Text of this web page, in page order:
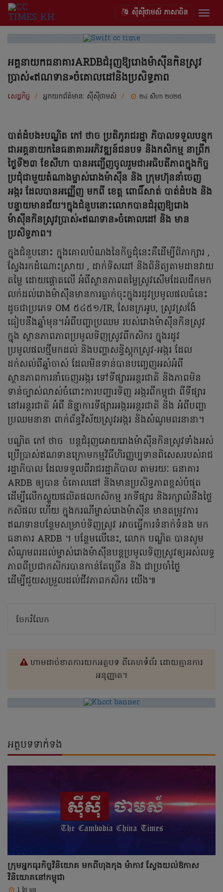
ស៊ីស៊ីថាមស៍ ភាសាចិន
អគ្គនាយកធនាគារARDBជំរុញឱ្យរោងម៉ាស៊ីនកិនស្រូវ
ប្រាស់«ឥណទាន»ចំគោលដៅនិងប្រសិទ្ធភាព
សេដ្ឋកិច្ច / អ្នកយកព័ត៌មាន: ស៊ីស៊ីថាមស៍ / ២៤ សីហា ២០២៥
បាត់ដំបង៖បណ្ឌិត កៅ ថាច ប្រតិភូរាជរដ្ឋា ភិបាលទទួលបន្ទុក
ជាអគ្គនាយកនៃធនាគារអភិវឌ្ឍន៍ជនបទ និងកសិកម្ម នាព្រឹក
ថ្ងៃទី២៣ ខែសីហា បានអញ្ជើញចូលរួមជាអធិបតីភាពក្នុងកិច្ច
ប្រជុំជាមួយតំណាងម្ចាស់រោងម៉ាស៊ីន និង ក្រុមហ៊ុននាំចេញ
អង្ករ ដែលបានអញ្ញើញ មកពី ខេត្ត ពោធិ៍សាត់​ បាត់ដំបង និង
បន្ទាយមានជ័យ។ក្នុងជំនួបនោះលោកបានជំរុញឱ្យរោង
ម៉ាស៊ីនកិនស្រូវប្រាស់«ឥណទាន»ចំគោលដៅ និង មាន
ប្រសិទ្ធភាព។
ក្នុងជំនួបនោះ ក្នុងគោលបំណងនៃកិច្ចជុំនេះគឺដើម្បីពិភាក្សារ ,
ស្វែងរកដំណោះស្រាយ , ដាក់ទិសដៅ និងពិនិត្យតាមដានវាយ
តម្លៃ ដោយផ្តោតលើ អំពីស្ថានភាពតម្លៃស្រូវសើមដែលដឹកមក
លក់ដល់រោងម៉ាស៊ីនមានការធ្លាក់ចុះក្នុងរដូវប្រមូលផលធំនេះ
ដូចជាប្រភេទ OM ៥៤៥១/IR, សែនក្រអូប, ស្រូវស្រង៉ែ
ធៀបនឹងឆ្នាំមុន​។អំពីបញ្ហាប្រឈម របស់រោងម៉ាស៊ីនកិនស្រូវ
ក្នុង ស្ថានភាពភាពប្រមូលទិញស្រូវពីកសិករ ក្នុងរដូវ
ប្រមូលផលថ្មីមកដល់ និងបញ្ហាសន្ធិស្តុកស្រូវ-អង្ករ ដែល
ដក់សល់ពីឆ្នាំចាស់ ដែលមិនទាន់បានបញ្ចេញអស់អំពី
ស្ថានភាពការនាំចេញអង្ករ ទៅទីផ្សារអន្តរជាតិ និងភាពមិន
ទាន់ច្បាស់លាស់ចំពោះការបញ្ជារទិញ អង្ករពីកម្ពុជា ពីទីផ្សារ
នៅអន្តរជាតិ អំពី និន្នាការទីផ្សារអង្ករអន្តរជាតិ និង​ អំពីបញ្ហា
ប្រឈមនានា ពាក់ព័ន្ធវិស័យស្រូវអង្ករ និងសំណូមពរនានា។
បណ្ឌិត កៅ ថាច បន្តជំរុញអោយរោងម៉ាស៊ីនកិនស្រូវទាំងអស់
ប្រើប្រាស់ឥណទានក្រោមកម្មវិធីហិរញ្ញប្បទានពិសេសរបស់រាជ
រដ្ឋាភិបាល ដែលទទួលពីរាជរដ្ឋាភិបាល តាមរយៈ ធនាគារ
ARDB ឲ្យបាន ចំគោលដៅ និងមានប្រសិទ្ធភាពខ្ពស់បំផុត
ដើម្បីលើកស្ទួយផលិតផលកសិកម្ម រកទីផ្សារ និងរក្សាលំនឹងថ្លៃ
កសិផល ហើយ ក្នុងករណីម្ចាស់រោងម៉ាស៊ីន មានតម្រូវការ
ឥណទានបន្ថែមសម្រាប់ទិញស្រូវ អាចធ្វើការទំនាក់ទំនង មក
ធនាគារ ARDB ។ បន្ថែមលើនេះ, លោក បណ្ឌិត បានសូម
សំណូមពរដល់ម្ចាស់រោងម៉ាស៊ីនបន្តប្រមូលទិញស្រូវឲ្យអស់លទ្ធ
ភាពពីប្រជាកសិករបានកាន់តែច្រើន និង ជាប្រចាំថ្ងៃ
ដើម្បីជួយសម្រួលដល់ជីវភាពកសិករ យើង៕
ចែករំលែក
ហាមដាច់ខាតការយកអត្ថបទ ពីគេហទំព័រ ដោយគ្មានការ
អនុញ្ញាត។
អត្ថបទទាក់ទង
ក្រុមអ្នកធុរកិច្ចវិនិយោគ មកពីហុងកុង ម៉ាកាវ ស្វែងយល់ឱកាស
វិនិយោគនៅកម្ពុជា